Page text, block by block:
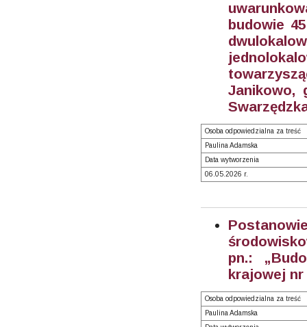
budowie
Janikowo,
Osoba odpowiedzialna za treść
Paulina Adamska
Data wytworzenia
06.05.2026 r.
pn.:
krajowej nr
Osoba odpowiedzialna za treść
Paulina Adamska